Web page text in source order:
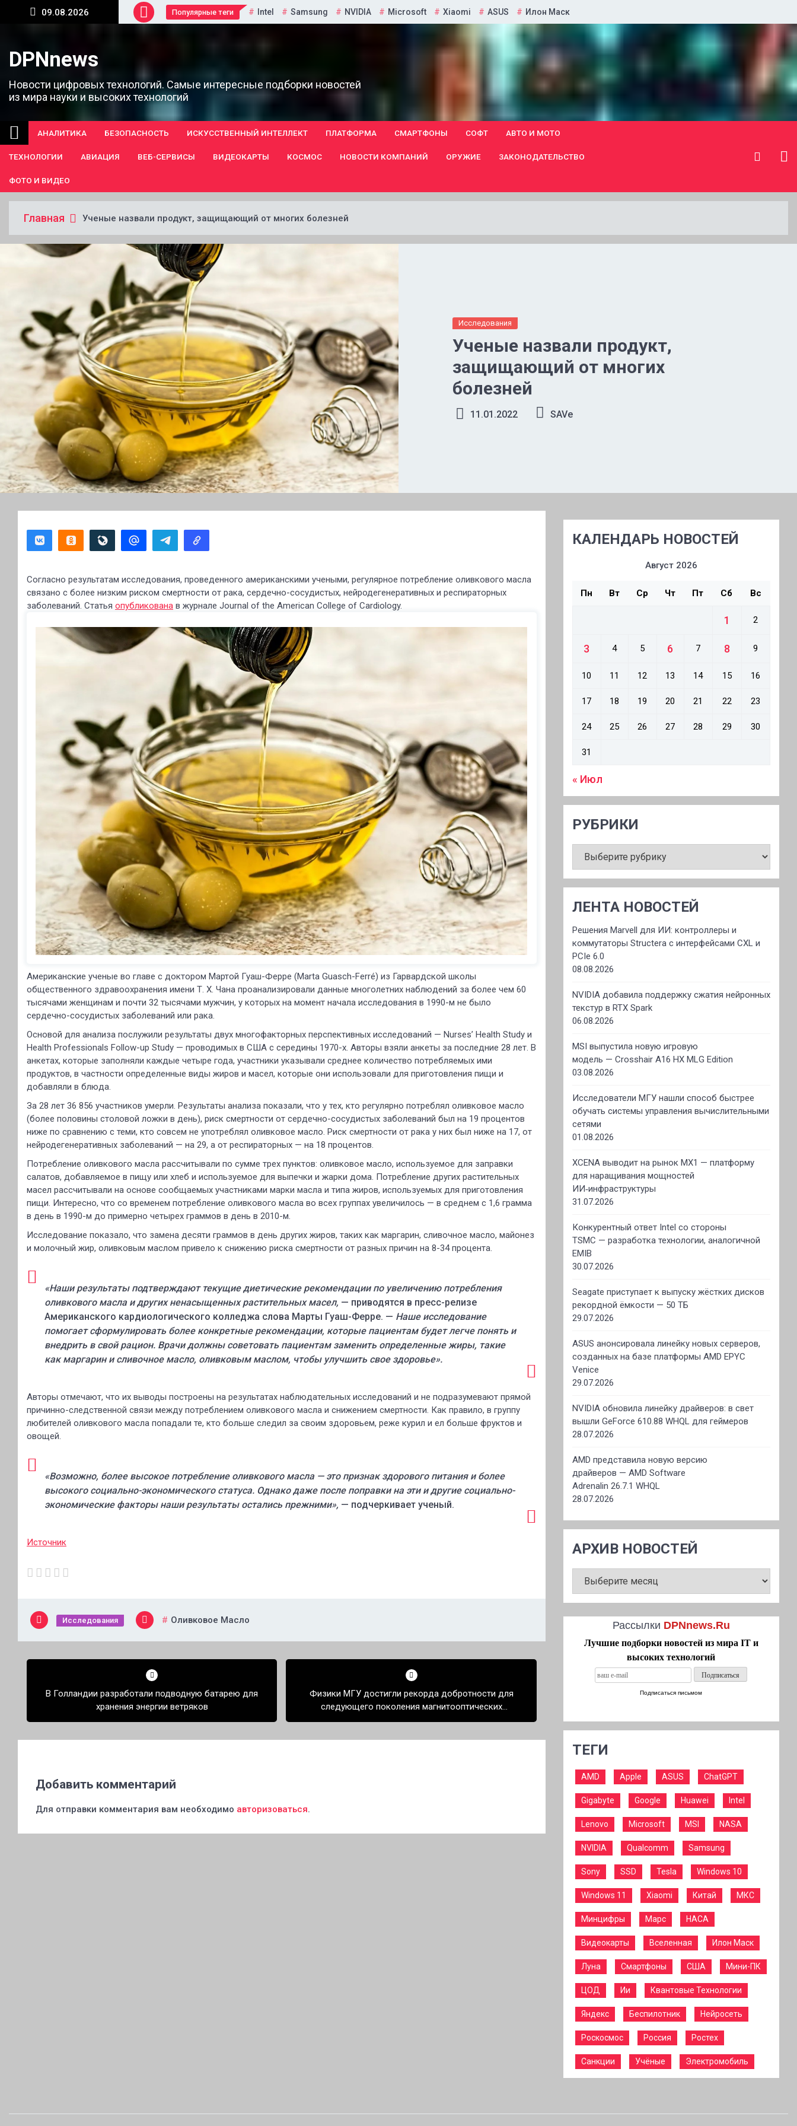
Перейти
09.08.2026 Популярные теги Intel Samsung NVIDIA Microsoft Xiaomi ASUS Илон Маск
DPNnews
Новости цифровых технологий. Самые интересные подборки новостей
из мира науки и высоких технологий
АНАЛИТИКА БЕЗОПАСНОСТЬ ИСКУССТВЕННЫЙ ИНТЕЛЛЕКТ ПЛАТФОРМА СМАРТФОНЫ СОФТ АВТО И МОТО
ТЕХНОЛОГИИ АВИАЦИЯ ВЕБ-СЕРВИСЫ ВИДЕОКАРТЫ КОСМОС НОВОСТИ КОМПАНИЙ ОРУЖИЕ ЗАКОНОДАТЕЛЬСТВО
ФОТО И ВИДЕО
Главная Ученые назвали продукт, защищающий от многих болезней
Исследования
Ученые назвали продукт,
защищающий от многих
болезней
11.01.2022 SAVe
Согласно результатам исследования, проведенного американскими учеными, регулярное потребление оливкового масла
связано с более низким риском смертности от рака, сердечно-сосудистых, нейродегенеративных и респираторных
заболеваний. Статья опубликована в журнале Journal of the American College of Cardiology.
Американские ученые во главе с доктором Мартой Гуаш-Ферре (Marta Guasch-Ferré) из Гарвардской школы
общественного здравоохранения имени Т. Х. Чана проанализировали данные многолетних наблюдений за более чем 60
тысячами женщинам и почти 32 тысячами мужчин, у которых на момент начала исследования в 1990-м не было
сердечно-сосудистых заболеваний или рака.
Основой для анализа послужили результаты двух многофакторных перспективных исследований — Nurses’ Health Study и
Health Professionals Follow-up Study — проводимых в США с середины 1970-х. Авторы взяли анкеты за последние 28 лет. В
анкетах, которые заполняли каждые четыре года, участники указывали среднее количество потребляемых ими
продуктов, в частности определенные виды жиров и масел, которые они использовали для приготовления пищи и
добавляли в блюда.
За 28 лет 36 856 участников умерли. Результаты анализа показали, что у тех, кто регулярно потреблял оливковое масло
(более половины столовой ложки в день), риск смертности от сердечно-сосудистых заболеваний был на 19 процентов
ниже по сравнению с теми, кто совсем не употреблял оливковое масло. Риск смертности от рака у них был ниже на 17, от
нейродегенеративных заболеваний — на 29, а от респираторных — на 18 процентов.
Потребление оливкового масла рассчитывали по сумме трех пунктов: оливковое масло, используемое для заправки
салатов, добавляемое в пищу или хлеб и используемое для выпечки и жарки дома. Потребление других растительных
масел рассчитывали на основе сообщаемых участниками марки масла и типа жиров, используемых для приготовления
пищи. Интересно, что со временем потребление оливкового масла во всех группах увеличилось — в среднем с 1,6 грамма
в день в 1990-м до примерно четырех граммов в день в 2010-м.
Исследование показало, что замена десяти граммов в день других жиров, таких как маргарин, сливочное масло, майонез
и молочный жир, оливковым маслом привело к снижению риска смертности от разных причин на 8-34 процента.
«Наши результаты подтверждают текущие диетические рекомендации по увеличению потребления
оливкового масла и других ненасыщенных растительных масел, — приводятся в пресс-релизе
Американского кардиологического колледжа слова Марты Гуаш-Ферре. — Наше исследование
помогает сформулировать более конкретные рекомендации, которые пациентам будет легче понять и
внедрить в свой рацион. Врачи должны советовать пациентам заменить определенные жиры, такие
как маргарин и сливочное масло, оливковым маслом, чтобы улучшить свое здоровье».
Авторы отмечают, что их выводы построены на результатах наблюдательных исследований и не подразумевают прямой
причинно-следственной связи между потреблением оливкового масла и снижением смертности. Как правило, в группу
любителей оливкового масла попадали те, кто больше следил за своим здоровьем, реже курил и ел больше фруктов и
овощей.
«Возможно, более высокое потребление оливкового масла — это признак здорового питания и более
высокого социально-экономического статуса. Однако даже после поправки на эти и другие социально-
экономические факторы наши результаты остались прежними», — подчеркивает ученый.
Источник
Исследования Оливковое Масло
Навигация
записям
В Голландии разработали подводную батарею для
хранения энергии ветряков
Физики МГУ достигли рекорда добротности для
следующего поколения магнитооптических
резонаторов в микрооптике
Добавить комментарий
Для отправки комментария вам необходимо авторизоваться.
КАЛЕНДАРЬ НОВОСТЕЙ
Август 2026
Пн Вт Ср Чт Пт Сб Вс
1 2
3 4 5 6 7 8 9
10 11 12 13 14 15 16
17 18 19 20 21 22 23
24 25 26 27 28 29 30
31
« Июл
РУБРИКИ
ЛЕНТА НОВОСТЕЙ
Решения Marvell для ИИ: контроллеры и
коммутаторы Structera с интерфейсами CXL и
PCIe 6.0
08.08.2026
NVIDIA добавила поддержку сжатия нейронных
текстур в RTX Spark
06.08.2026
MSI выпустила новую игровую
модель — Crosshair A16 HX MLG Edition
03.08.2026
Исследователи МГУ нашли способ быстрее
обучать системы управления вычислительными
сетями
01.08.2026
XCENA выводит на рынок MX1 — платформу
для наращивания мощностей
ИИ‑инфраструктуры
31.07.2026
Конкурентный ответ Intel со стороны
TSMC — разработка технологии, аналогичной
EMIB
30.07.2026
Seagate приступает к выпуску жёстких дисков
рекордной ёмкости — 50 ТБ
29.07.2026
ASUS анонсировала линейку новых серверов,
созданных на базе платформы AMD EPYC
Venice
29.07.2026
NVIDIA обновила линейку драйверов: в свет
вышли GeForce 610.88 WHQL для геймеров
28.07.2026
AMD представила новую версию
драйверов — AMD Software
Adrenalin 26.7.1 WHQL
28.07.2026
АРХИВ НОВОСТЕЙ
НОВОСТЕЙ
Рассылки DPNnews.Ru
Лучшие подборки новостей из мира IT и
высоких технологий
Подписаться письмом
ТЕГИ
AMD Apple ASUS ChatGPT
Gigabyte Google Huawei Intel
Lenovo Microsoft MSI NASA
NVIDIA Qualcomm Samsung
Sony SSD Tesla Windows 10
Windows 11 Xiaomi Китай МКС
Минцифры Марс НАСА
Видеокарты Вселенная Илон Маск
Луна Смартфоны США Мини-ПК
ЦОД Ии Квантовые Технологии
Яндекс Беспилотник Нейросеть
Роскосмос Россия Ростех
Санкции Учёные Электромобиль